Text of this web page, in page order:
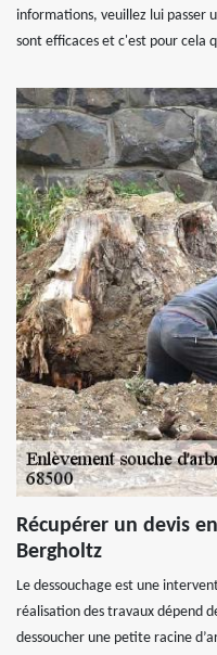
informations, veuillez lui passer
sont efficaces et c'est pour cela
Récupérer un devis
Bergholtz
Le dessouchage est une
réalisation des travaux dépend
dessoucher une petite racine